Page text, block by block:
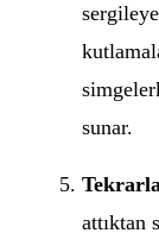
sunar.
attıktan